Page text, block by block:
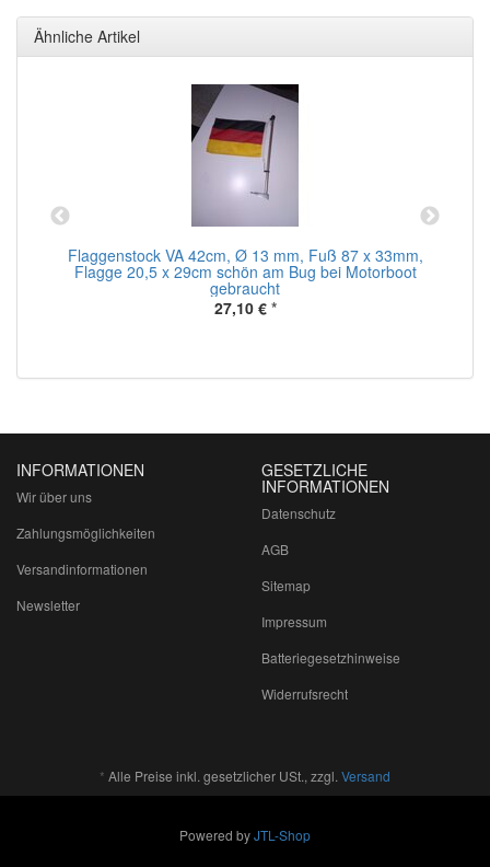
Ähnliche Artikel
Flaggenstock VA 42cm, Ø 13 mm, Fuß 87 x 33mm,
Flagge 20,5 x 29cm schön am Bug bei Motorboot
gebraucht
27,10 € *
INFORMATIONEN
Wir über uns
Zahlungsmöglichkeiten
Versandinformationen
Newsletter
GESETZLICHE
INFORMATIONEN
Datenschutz
AGB
Sitemap
Impressum
Batteriegesetzhinweise
Widerrufsrecht
* Alle Preise inkl. gesetzlicher USt., zzgl. Versand
Powered byJTL-Shop